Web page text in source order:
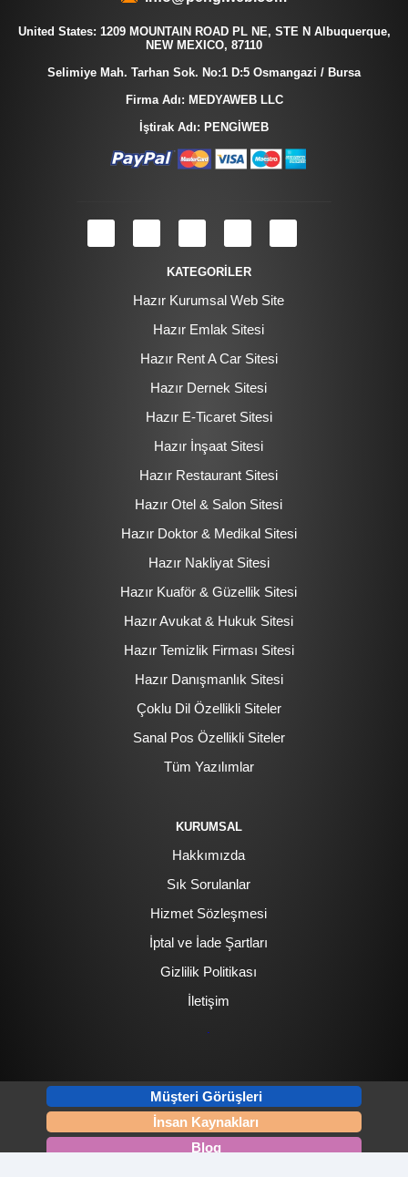
United States: 1209 MOUNTAIN ROAD PL NE, STE N Albuquerque,
NEW MEXICO, 87110
Selimiye Mah. Tarhan Sok. No:1 D:5 Osmangazi / Bursa
Firma Adı: MEDYAWEB LLC
İştirak Adı: PENGİWEB
KATEGORİLER
Hazır Kurumsal Web Site
Hazır Emlak Sitesi
Hazır Rent A Car Sitesi
Hazır Dernek Sitesi
Hazır E-Ticaret Sitesi
Hazır İnşaat Sitesi
Hazır Restaurant Sitesi
Hazır Otel & Salon Sitesi
Hazır Doktor & Medikal Sitesi
Hazır Nakliyat Sitesi
Hazır Kuaför & Güzellik Sitesi
Hazır Avukat & Hukuk Sitesi
Hazır Temizlik Firması Sitesi
Hazır Danışmanlık Sitesi
Çoklu Dil Özellikli Siteler
Sanal Pos Özellikli Siteler
Tüm Yazılımlar
KURUMSAL
Hakkımızda
Sık Sorulanlar
Hizmet Sözleşmesi
İptal ve İade Şartları
Gizlilik Politikası
İletişim
Müşteri Görüşleri
İnsan Kaynakları
Blog